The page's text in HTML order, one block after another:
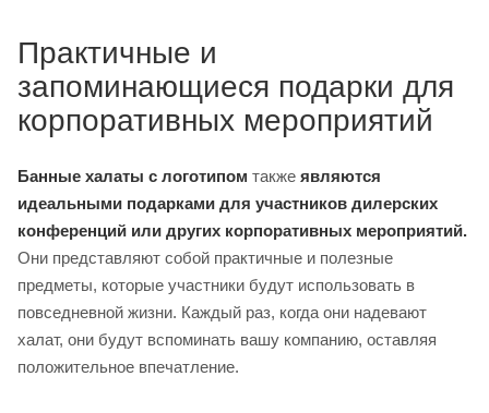
Практичные и
запоминающиеся подарки для
корпоративных мероприятий
Банные халаты с логотипом также являются
идеальными подарками для участников дилерских
конференций или других корпоративных мероприятий.
Они представляют собой практичные и полезные
предметы, которые участники будут использовать в
повседневной жизни. Каждый раз, когда они надевают
халат, они будут вспоминать вашу компанию, оставляя
положительное впечатление.